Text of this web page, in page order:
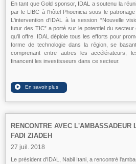
En tant que Gold sponsor, IDAL a soutenu la
par le LIBC à l'hôtel Phoenicia sous le
L'intervention d'IDAL à la session “Nouvelle
futur des TIC” a porté sur le potentiel du
qu'il offre. IDAL déploie tous les efforts pour
forme de technologie dans la région, se
comprenant entre autres les accélérateurs,
financent les investisseurs dans ce secteur.
RENCONTRE AVEC L'AMBASSADEUR
FADI ZIADEH
27 juil. 2018
Le président d'IDAL, Nabil Itani, a rencontré